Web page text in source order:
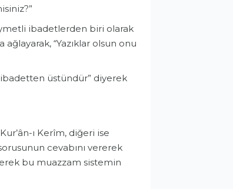
ibadetlerden biri olarak
“Yazıklar olsun onu
ibadetten üstündür” diyerek
ı Kerîm, diğeri ise
cevabını vererek
bu muazzam sistemin